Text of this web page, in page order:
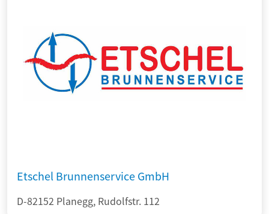
Etschel Brunnenservice GmbH
D-82152 Planegg, Rudolfstr. 112